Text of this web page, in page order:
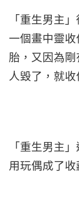
「重生男主
一個畫中靈
胎，又因為
人毀了，就收
「重生男主
用玩偶成了收